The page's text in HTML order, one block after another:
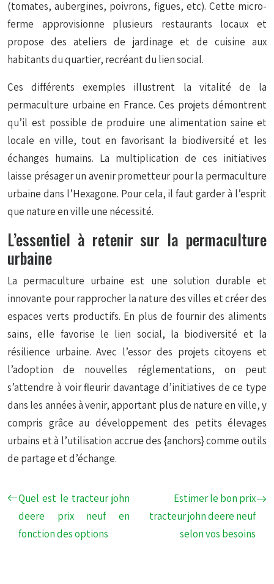
(tomates, aubergines, poivrons, figues, etc). Cette micro-
ferme approvisionne plusieurs restaurants locaux et
propose des ateliers de jardinage et de cuisine aux
habitants du quartier, recréant du lien social.
Ces différents exemples illustrent la vitalité de la
permaculture urbaine en France. Ces projets démontrent
qu’il est possible de produire une alimentation saine et
locale en ville, tout en favorisant la biodiversité et les
échanges humains. La multiplication de ces initiatives
laisse présager un avenir prometteur pour la permaculture
urbaine dans l’Hexagone. Pour cela, il faut garder à l’esprit
que nature en ville une nécessité.
L’essentiel à retenir sur la permaculture
urbaine
La permaculture urbaine est une solution durable et
innovante pour rapprocher la nature des villes et créer des
espaces verts productifs. En plus de fournir des aliments
sains, elle favorise le lien social, la biodiversité et la
résilience urbaine. Avec l’essor des projets citoyens et
l’adoption de nouvelles réglementations, on peut
s’attendre à voir fleurir davantage d’initiatives de ce type
dans les années à venir, apportant plus de nature en ville, y
compris grâce au développement des petits élevages
urbains et à l’utilisation accrue des {anchors} comme outils
de partage et d’échange.
Quel est le tracteur john
deere prix neuf en
fonction des options
Estimer le bon prix
tracteur john deere neuf
selon vos besoins